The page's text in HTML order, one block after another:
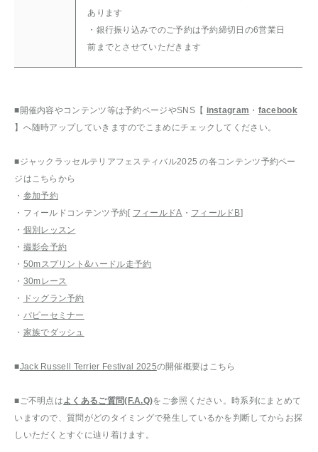
あります
・銀行振り込みでのご予約は予約締切日の6営業日
前までとさせていただきます
■開催内容やコンテンツ等は予約ページやSNS【 instagram ・ facebook
】へ随時アップしていきますのでこまめにチェックしてください。
■ジャックラッセルテリアフェスティバル2025 の各コンテンツ予約ペー
ジはこちらから
・ 参加予約
・フィールドコンテンツ予約[ フィールドA ・ フィールドB]
・ 個別レッスン
・ 撮影会予約
・ 50mスプリント&ハードル走予約
・ 30mレース
・
ドッグラン予約
・ パピーセミナー
・ 家族でダッシュ
■Jack Russell Terrier Festival 2025の開催概要はこちら
■ご不明点はよくあるご質問(F.A.Q)をご参照ください。時系列にまとめて
いますので、質問がどのタイミングで発生しているかを判断してからお探
しいただくとすぐに辿り着けます。